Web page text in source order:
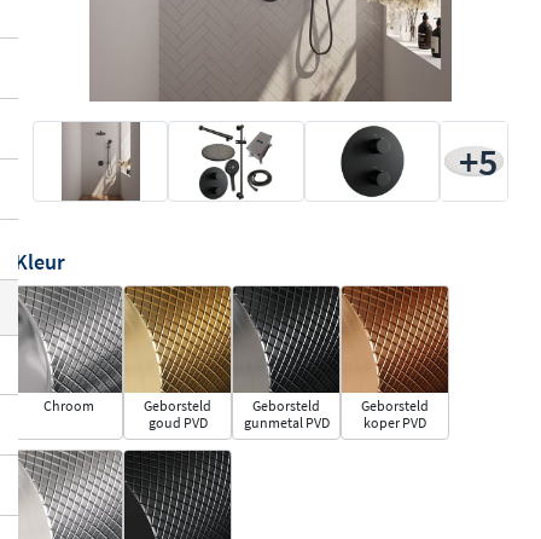
+5
Kleur
Chroom
Geborsteld
goud PVD
Geborsteld
gunmetal PVD
Geborsteld
koper PVD